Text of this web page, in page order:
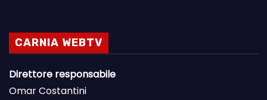
CARNIA WEBTV
Direttore responsabile
Omar Costantini